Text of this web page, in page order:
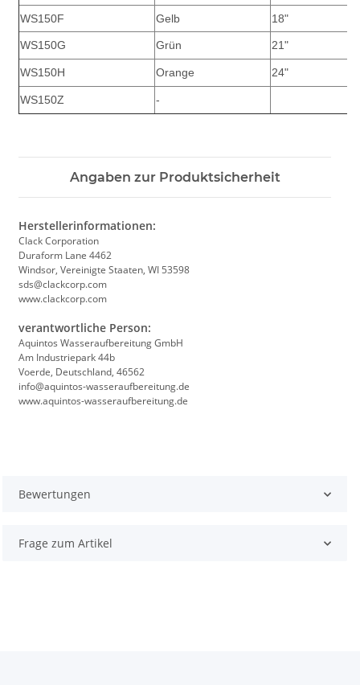
WS150F Gelb 18"
WS150G Grün 21"
WS150H Orange 24"
WS150Z -
Angaben zur Produktsicherheit
Herstellerinformationen:
Clack Corporation
Duraform Lane 4462
Windsor, Vereinigte Staaten, WI 53598
sds@clackcorp.com
www.clackcorp.com
verantwortliche Person:
Aquintos Wasseraufbereitung GmbH
Am Industriepark 44b
Voerde, Deutschland, 46562
info@aquintos-wasseraufbereitung.de
www.aquintos-wasseraufbereitung.de
Bewertungen
Frage zum Artikel